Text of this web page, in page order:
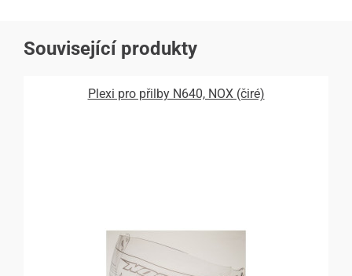
Související produkty
Plexi pro přilby N640, NOX (čiré)